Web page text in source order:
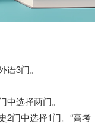
3门。
中选择两门。
2门中选择1门。“高考